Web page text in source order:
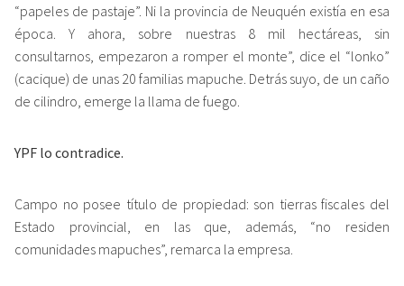
“papeles de pastaje”. Ni la provincia de Neuquén existía en esa
época. Y ahora, sobre nuestras 8 mil hectáreas, sin
consultarnos, empezaron a romper el monte”, dice el “lonko”
(cacique) de unas 20 familias mapuche. Detrás suyo, de un caño
de cilindro, emerge la llama de fuego.
YPF lo contradice.
Campo no posee título de propiedad: son tierras fiscales del
Estado provincial, en las que, además, “no residen
comunidades mapuches”, remarca la empresa.